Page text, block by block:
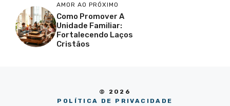
AMOR AO PRÓXIMO
Como Promover A
Unidade Familiar:
Fortalecendo Laços
Cristãos
© 2026
POLÍTICA DE PRIVACIDADE